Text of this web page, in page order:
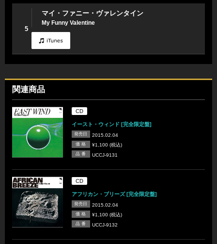
5
マイ・ファニー・ヴァレンタイン
My Funny Valentine
関連商品
CD
イースト・ウィンド [完全限定盤]
発売日 2015.02.04
価 格 ¥1,100 (税込)
品 番 UCCJ-9131
CD
アフリカン・ブリーズ [完全限定盤]
発売日 2015.02.04
価 格 ¥1,100 (税込)
品 番 UCCJ-9132